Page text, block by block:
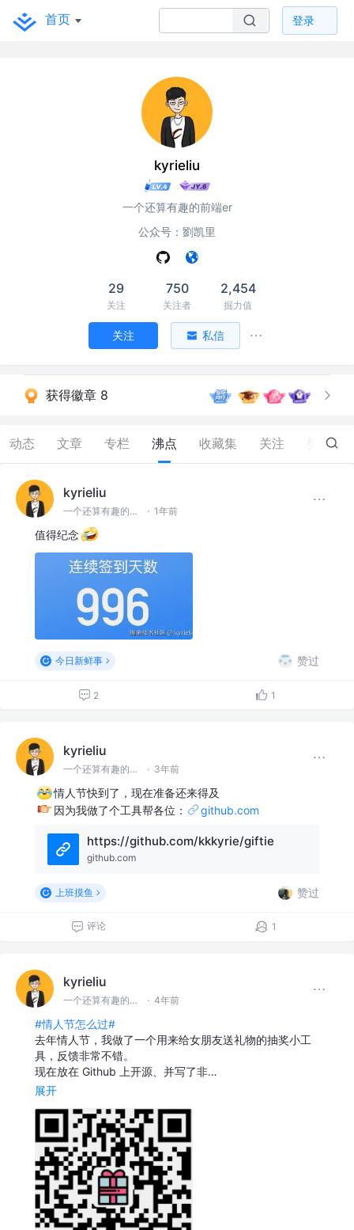
首页 登录
kyrieliu
一个还算有趣的前端er
公众号：劉凯里
29
关注
750
关注者
2,454
掘力值
关注 私信
获得徽章 8
动态 文章 专栏 沸点 收藏集 关注 48
kyrieliu
一个还算有趣的前端er · 1年前
值得纪念
今日新鲜事 赞过
2 1
kyrieliu
一个还算有趣的前端er · 3年前
情人节快到了，现在准备还来得及
因为我做了个工具帮各位：
github.com
https://github.com/kkkyrie/giftie
github.com
上班摸鱼 赞过
评论 1
kyrieliu
一个还算有趣的前端er · 4年前
#情人节怎么过#
去年情人节，我做了一个用来给女朋友送礼物的抽奖小工
具，反馈非常不错。
现在放在 Github 上开源、并写了非…
展开